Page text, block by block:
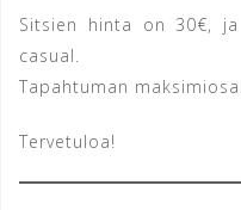
Sitsien hinta on 30€,
casual.
Tapahtuman
Tervetuloa!